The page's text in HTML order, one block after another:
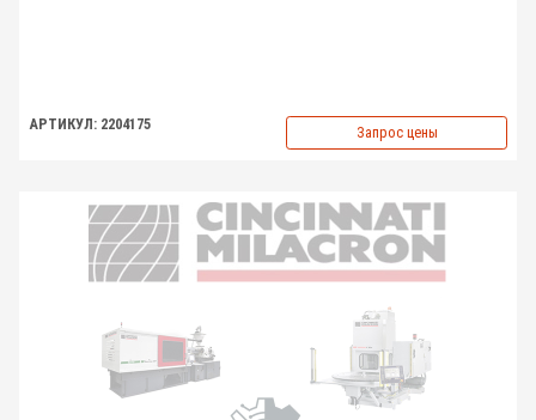
АРТИКУЛ: 2204175 Запрос цены